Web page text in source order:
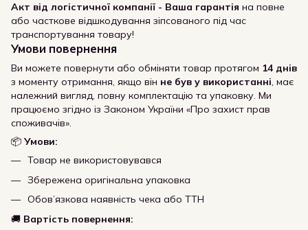
Акт від логістичної компанії - Ваша гарантія на повне
або часткове відшкодування зіпсованого під час
транспортування товару!
Умови повернення
Ви можете повернути або обміняти товар протягом 14 днів
з моменту отримання, якщо він не був у використанні, має
належний вигляд, повну комплектацію та упаковку. Ми
працюємо згідно із Законом України «Про захист прав
споживачів».
📦 Умови:
Товар не використовувався
Збережена оригінальна упаковка
Обов’язкова наявність чека або ТТН
🚚 Вартість повернення: